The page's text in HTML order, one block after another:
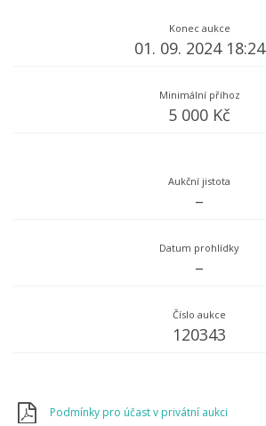
Konec aukce
01. 09. 2024 18:24
Minimální příhoz
5 000 Kč
Aukční jistota
–
Datum prohlídky
–
Číslo aukce
120343
Podmínky pro účast v privátní aukci